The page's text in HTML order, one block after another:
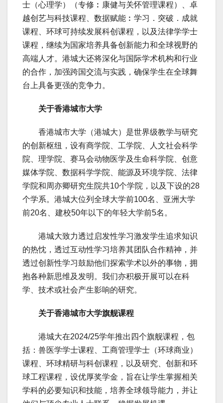
士（心理学）（专修︰康健与关怀管理课程）、卓
越创艺与科技课程、数据赋能︰学习．突破．成就
课程、环球可持续发展科创课程，以及法律学学士
课程，继续为国家培养具备创新能力和全球视野的
高端人才。港城大还将深化与国际学术机构和行业
的合作，加强跨国交流与实践，确保学生在全球舞
台上具备更强的竞争力。
关于香港城市大学
香港城市大学（港城大）是世界级教学与研究
的创新枢纽，设有商学院、工学院、人文社会科学
院、理学院、赛马会动物医学及生命科学院、创意
媒体学院、数据科学学院、能源及环境学院、法律
学院和周亦卿研究生院共10个学院，以及下设的28
个学系。港城大位列全球大学前100名、亚洲大学
前20名、建校50年以下的年轻大学前5名。
港城大致力透过启发性学习激发学生追求知识
的热忱，透过互动性学习培养其团队合作精神，并
透过创新性学习鼓励他们探索学术以外的事物，拥
抱各种新思维及发明。我们亦积极开展可以在科
学、技术或社会产生影响的研究。
关于香港城市大学旗舰课程
港城大在2024/25学年推出四个旗舰课程，包
括：兽医学学士课程、工商管理学士（环球商业）
课程、环球精研与科创课程，以及研究、创新和环
球工程课程，设优厚奖学金，旨在让学生掌握相关
学科的必要知识和技能，培养全球领导能力，并让